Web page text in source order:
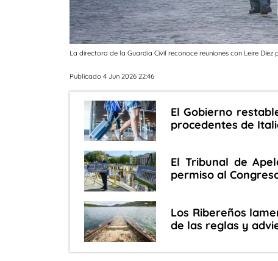
La directora de la Guardia Civil reconoce reuniones con Leire
Publicado 4 Jun 2026 22:46
El Gobierno
procedentes de
El Tribunal de
permiso al
Los Ribereños
de las reglas y